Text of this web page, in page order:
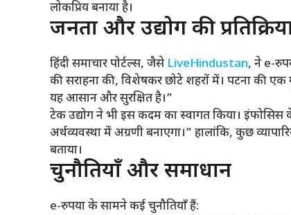
लोकप्रिय बनाया है।
जनता और उद्योग की
हिंदी समाचार पोर्टल्स, जैसे LiveHindustan, ने e-
की सराहना की, विशेषकर छोटे शहरों में। पटना की एक
यह आसान और सुरक्षित है।”
टेक उद्योग ने भी इस कदम का स्वागत किया।
अर्थव्यवस्था में अग्रणी बनाएगा।” हालांकि, कुछ
बताया।
चुनौतियाँ और समाधान
e-रुपया के सामने कई चुनौतियाँ हैं: